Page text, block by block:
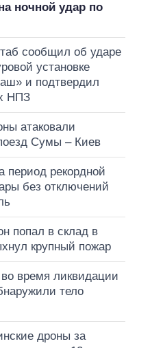
ночной удар по
сообщил об ударе
установке
и подтвердил
НПЗ
атаковали
Сумы – Киев
период рекордной
без отключений
попал в склад в
крупный пожар
время ликвидации
тело
дроны за